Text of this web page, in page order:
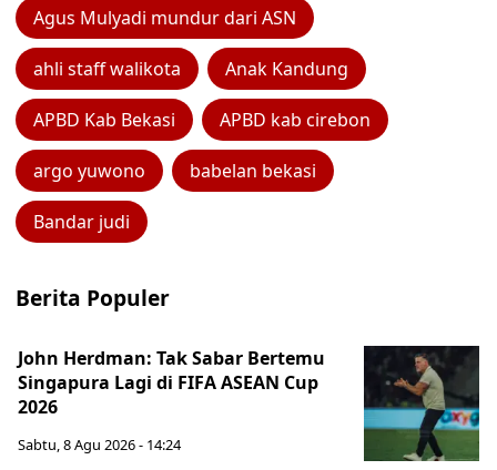
Agus Mulyadi mundur dari ASN
ahli staff walikota Anak Kandung
APBD Kab Bekasi APBD kab cirebon
argo yuwono babelan bekasi
Bandar judi
Berita Populer
John Herdman: Tak Sabar Bertemu
Singapura Lagi di FIFA ASEAN Cup
2026
Sabtu, 8 Agu 2026 - 14:24